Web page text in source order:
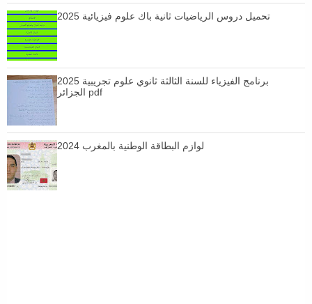
تحميل دروس الرياضيات ثانية باك علوم فيزيائية 2025
برنامج الفيزياء للسنة الثالثة ثانوي علوم تجريبية 2025
الجزائر pdf
لوازم البطاقة الوطنية بالمغرب 2024